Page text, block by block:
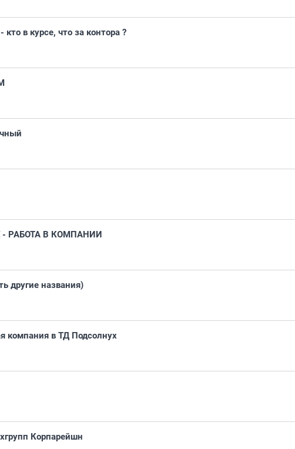
в курсе, что за контора ?
РАБОТА В КОМПАНИИ
другие названия)
компания в ТД Подсолнух
Корпарейшн